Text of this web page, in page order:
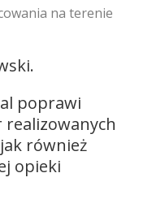
na terenie
poprawi
również
opieki